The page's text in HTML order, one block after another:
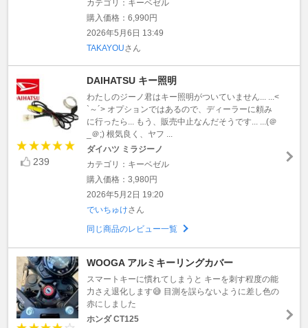
カテゴリ：キーベゼル
購入価格：6,990円
2026年5月6日 13:49
TAKAYOUさん
239
DAIHATSU キー照明
わたしのジーノ君はキー照明がついていません... ...<
`～´> オプションではあるので、ディーラーに頼み
に行ったら... もう、販売中止なんだそうです... ...(＠
_＠;) 根気良く、ヤフ ...
ダイハツ ミラジーノ
カテゴリ：キーベゼル
購入価格：3,980円
2026年5月2日 19:20
でいちゅけさん
同じ商品のレビュー一覧
WOOGA アルミキーリングカバー
スマートキーに慣れてしまうと キーを刺す程度の能
力さえ退化します😅 目測を誤らないように差し色の
赤にしました
ホンダ CT125